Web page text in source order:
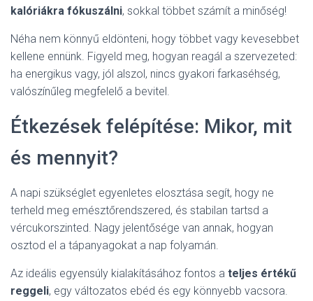
kalóriákra fókuszálni, sokkal többet számít a minőség!
Néha nem könnyű eldönteni, hogy többet vagy kevesebbet
kellene ennünk. Figyeld meg, hogyan reagál a szervezeted:
ha energikus vagy, jól alszol, nincs gyakori farkaséhség,
valószínűleg megfelelő a bevitel.
Étkezések felépítése: Mikor, mit
és mennyit?
A napi szükséglet egyenletes elosztása segít, hogy ne
terheld meg emésztőrendszered, és stabilan tartsd a
vércukorszinted. Nagy jelentősége van annak, hogyan
osztod el a tápanyagokat a nap folyamán.
Az ideális egyensúly kialakításához fontos a teljes értékű
reggeli, egy változatos ebéd és egy könnyebb vacsora.